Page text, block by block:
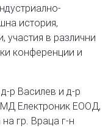
история,
участия в различни
конференции и
р Василев и д-р
Електроник ЕООД,
гр. Враца г-н